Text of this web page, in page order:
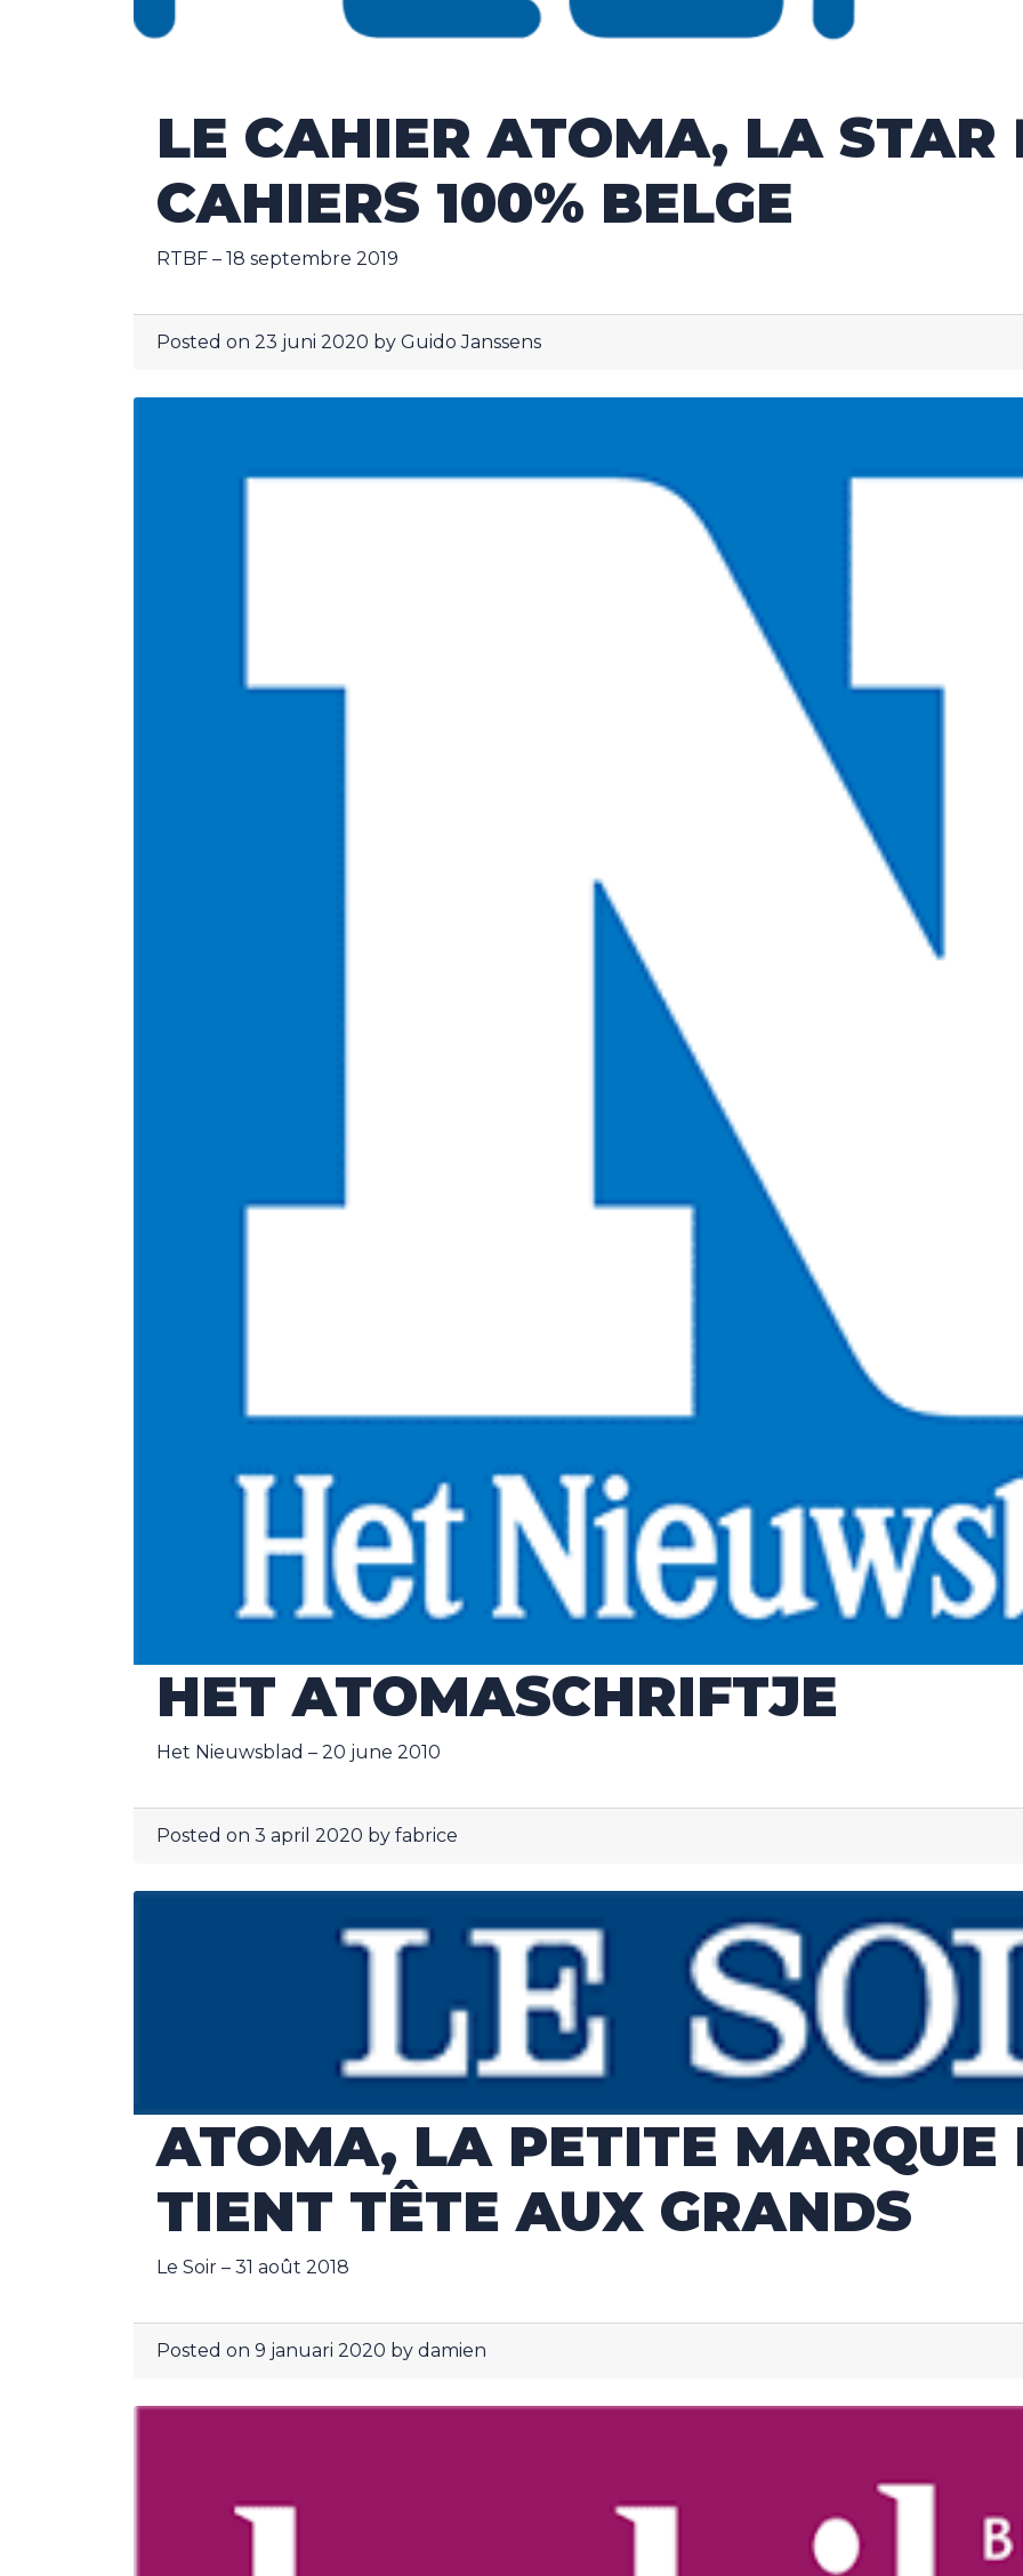
LE CAHIER ATOMA, LA STAR
CAHIERS 100% BELGE
RTBF – 18 septembre 2019
Posted on 23 juni 2020 by Guido Janssens
HET ATOMASCHRIFTJE
Het Nieuwsblad – 20 june 2010
Posted on 3 april 2020 by fabrice
ATOMA, LA PETITE MARQUE
TIENT TÊTE AUX GRANDS
Le Soir – 31 août 2018
Posted on 9 januari 2020 by damien